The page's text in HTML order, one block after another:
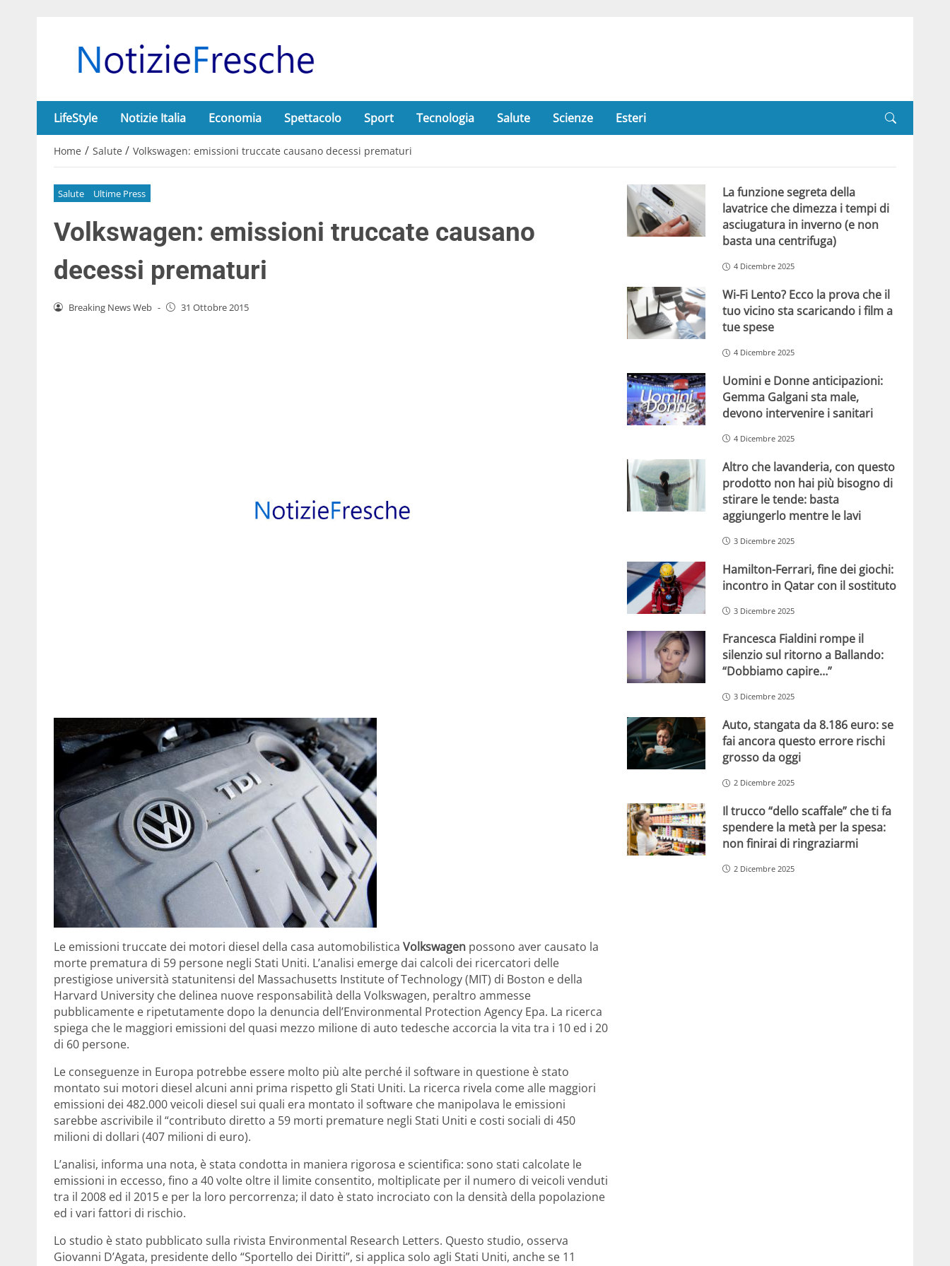
LifeStyle Notizie Italia Economia Spettacolo Sport Tecnologia Salute Scienze Esteri
Home / Salute / Volkswagen: emissioni truccate causano decessi prematuri
Salute Ultime Press
Volkswagen: emissioni truccate causano
decessi prematuri
Breaking News Web - 31 Ottobre 2015
Le emissioni truccate dei motori diesel della casa automobilistica Volkswagen possono aver causato la
morte prematura di 59 persone negli Stati Uniti. L’analisi emerge dai calcoli dei ricercatori delle
prestigiose università statunitensi del Massachusetts Institute of Technology (MIT) di Boston e della
Harvard University che delinea nuove responsabilità della Volkswagen, peraltro ammesse
pubblicamente e ripetutamente dopo la denuncia dell’Environmental Protection Agency Epa. La ricerca
spiega che le maggiori emissioni del quasi mezzo milione di auto tedesche accorcia la vita tra i 10 ed i 20
di 60 persone.
Le conseguenze in Europa potrebbe essere molto più alte perché il software in questione è stato
montato sui motori diesel alcuni anni prima rispetto gli Stati Uniti. La ricerca rivela come alle maggiori
emissioni dei 482.000 veicoli diesel sui quali era montato il software che manipolava le emissioni
sarebbe ascrivibile il “contributo diretto a 59 morti premature negli Stati Uniti e costi sociali di 450
milioni di dollari (407 milioni di euro).
L’analisi, informa una nota, è stata condotta in maniera rigorosa e scientifica: sono stati calcolate le
emissioni in eccesso, fino a 40 volte oltre il limite consentito, moltiplicate per il numero di veicoli venduti
tra il 2008 ed il 2015 e per la loro percorrenza; il dato è stato incrociato con la densità della popolazione
ed i vari fattori di rischio.
Lo studio è stato pubblicato sulla rivista Environmental Research Letters. Questo studio, osserva
Giovanni D’Agata, presidente dello “Sportello dei Diritti”, si applica solo agli Stati Uniti, anche se 11
La funzione segreta della
lavatrice che dimezza i tempi di
asciugatura in inverno (e non
basta una centrifuga)
4 Dicembre 2025
Wi-Fi Lento? Ecco la prova che il
tuo vicino sta scaricando i film a
tue spese
4 Dicembre 2025
Uomini e Donne anticipazioni:
Gemma Galgani sta male,
devono intervenire i sanitari
4 Dicembre 2025
Altro che lavanderia, con questo
prodotto non hai più bisogno di
stirare le tende: basta
aggiungerlo mentre le lavi
3 Dicembre 2025
Hamilton-Ferrari, fine dei giochi:
incontro in Qatar con il sostituto
3 Dicembre 2025
Francesca Fialdini rompe il
silenzio sul ritorno a Ballando:
“Dobbiamo capire…”
3 Dicembre 2025
Auto, stangata da 8.186 euro: se
fai ancora questo errore rischi
grosso da oggi
2 Dicembre 2025
Il trucco “dello scaffale” che ti fa
spendere la metà per la spesa:
non finirai di ringraziarmi
2 Dicembre 2025